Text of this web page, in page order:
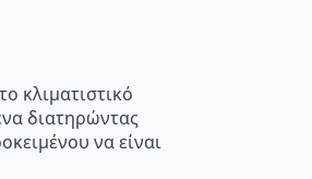
κλιματιστικό
διατηρώντας
να είναι